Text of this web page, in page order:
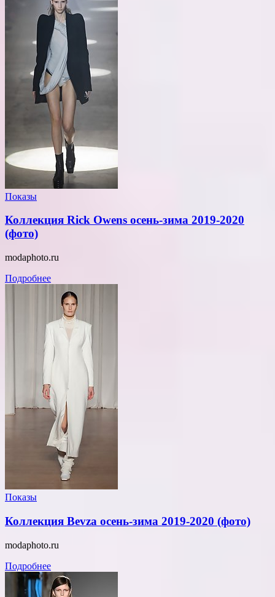
Показы
Коллекция Rick Owens осень-зима 2019-2020
(фото)
modaphoto.ru
Подробнее
Показы
Коллекция Bevza осень-зима 2019-2020 (фото)
modaphoto.ru
Подробнее